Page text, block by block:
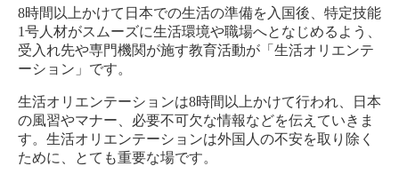
8時間以上かけて日本での生活の準備を入国後、特定技能
1号人材がスムーズに生活環境や職場へとなじめるよう、
受入れ先や専門機関が施す教育活動が「生活オリエンテ
ーション」です。
生活オリエンテーションは8時間以上かけて行われ、日本
の風習やマナー、必要不可欠な情報などを伝えていきま
す。生活オリエンテーションは外国人の不安を取り除く
ために、とても重要な場です。